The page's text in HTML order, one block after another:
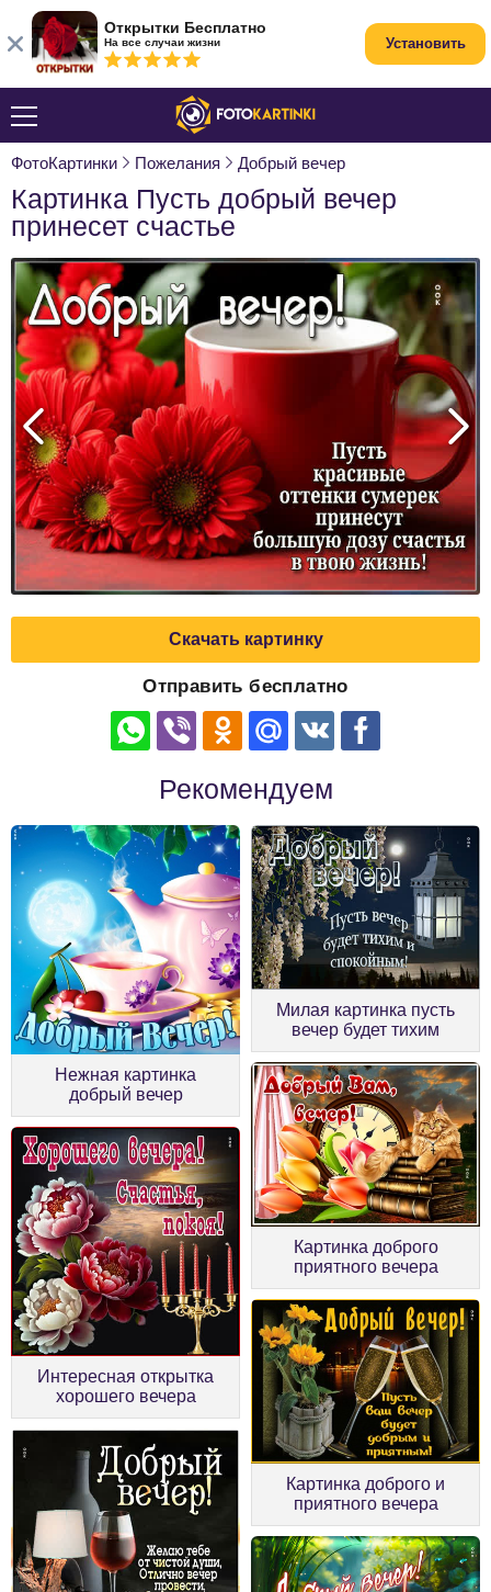
ФотоКартинки Пожелания Добрый вечер
Картинка Пусть добрый вечер
принесет счастье
Скачать картинку
Отправить бесплатно
Рекомендуем
Нежная картинка
добрый вечер
Милая картинка пусть
вечер будет тихим
Интересная открытка
хорошего вечера
Картинка доброго
приятного вечера
Картинка доброго и
приятного вечера
Открытки Бесплатно
На все случаи жизни Установить